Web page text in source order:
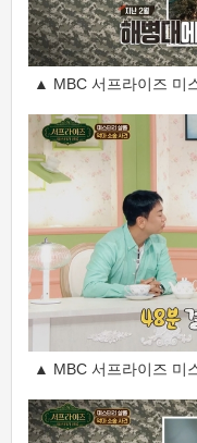
▲ MBC 서프라이즈 미
▲ MBC 서프라이즈 미